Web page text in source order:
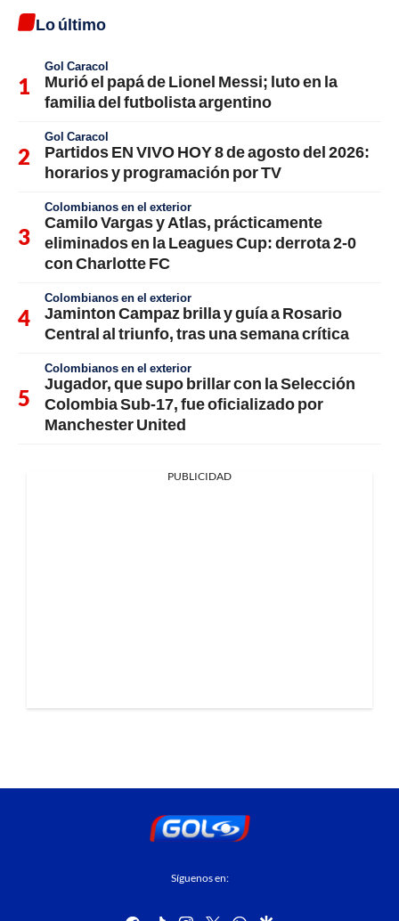
Lo último
Gol Caracol
Murió el papá de Lionel Messi; luto en la
familia del futbolista argentino
Gol Caracol
Partidos EN VIVO HOY 8 de agosto del 2026:
horarios y programación por TV
Colombianos en el exterior
Camilo Vargas y Atlas, prácticamente
eliminados en la Leagues Cup: derrota 2-0
con Charlotte FC
Colombianos en el exterior
Jaminton Campaz brilla y guía a Rosario
Central al triunfo, tras una semana crítica
Colombianos en el exterior
Jugador, que supo brillar con la Selección
Colombia Sub-17, fue oficializado por
Manchester United
PUBLICIDAD
Síguenos en: